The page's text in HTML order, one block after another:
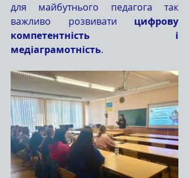
для майбутнього педагога так
важливо розвивати цифрову
компетентність і
медіаграмотність.